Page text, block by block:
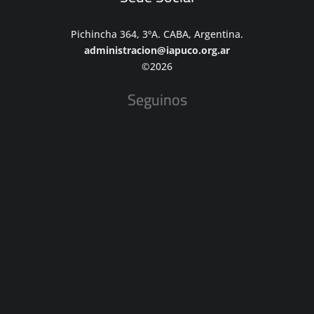
Pichincha 364, 3ºA. CABA, Argentina.
administracion@iapuco.org.ar
©2026
Seguinos